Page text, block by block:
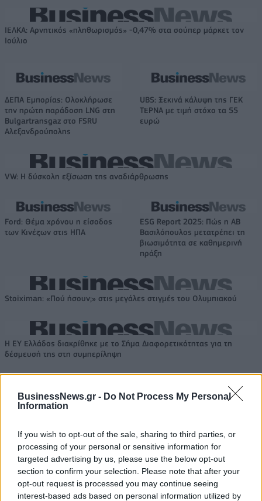
BusinessNews.gr - Do Not Process My Personal
Information
If you wish to opt-out of the sale, sharing to third parties, or
processing of your personal or sensitive information for
targeted advertising by us, please use the below opt-out
section to confirm your selection. Please note that after your
opt-out request is processed you may continue seeing
interest-based ads based on personal information utilized by
ΙΕΛΚΑ: Αρνητικός «πληθωρισμός» -0,47% στα σούπερ μάρκετ τον
Ιούλιο
ΔΕΠΑ Εμπορίας: Ολοκλήρωσε
την πρώτη παράδοση LNG στη
Bulgartransgaz στο FSRU
Αλεξανδρούπολης
UBS: Ξεκινά κάλυψη της ΓΕΚ
ΤΕΡΝΑ με τιμή στόχο τα 55
ευρώ
VW: Η δύσκολη εξίσωση της αναδιάρθρωσης
Ford: Θέμα χρόνου η είσοδος
των Κινέζων στις ΗΠΑ
ESG Report 2025: Πώς η ΑΒ
Βασιλόπουλος μετατρέπει τη
βιωσιμότητα σε καθημερινή
πράξη
Stoiximan: «Πού ήσουν;» στις μεγάλες στιγμές του Ολυμπιακού
Η EY Ελλάδος διακρίθηκε με το Σήμα Διαφορετικότητας για τη
δέσμευσή της στη συμπερίληψη